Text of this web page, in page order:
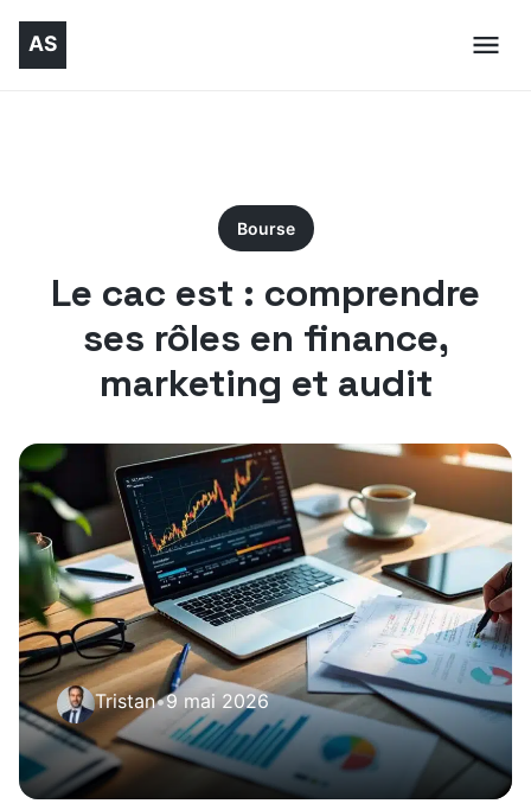
Bourse
Le cac est : comprendre
ses rôles en finance,
marketing et audit
Tristan•9 mai 2026